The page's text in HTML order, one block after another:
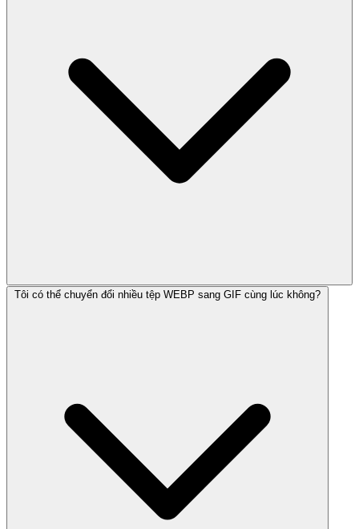
Tôi có thể chuyển đổi nhiều tệp WEBP sang GIF cùng lúc không?